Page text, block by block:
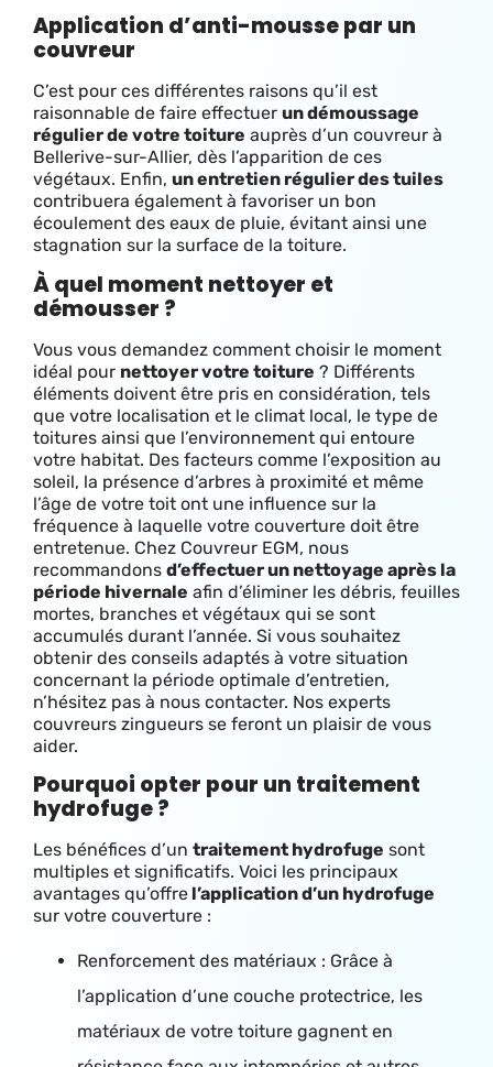
Application d’anti-mousse par un
couvreur
C’est pour ces différentes raisons qu’il est
raisonnable de faire effectuer un démoussage
régulier de votre toiture auprès d’un couvreur à
Bellerive-sur-Allier, dès l’apparition de ces
végétaux. Enfin, un entretien régulier des tuiles
contribuera également à favoriser un bon
écoulement des eaux de pluie, évitant ainsi une
stagnation sur la surface de la toiture.
À quel moment nettoyer et
démousser ?
Vous vous demandez comment choisir le moment
idéal pour nettoyer votre toiture ? Différents
éléments doivent être pris en considération, tels
que votre localisation et le climat local, le type de
toitures ainsi que l’environnement qui entoure
votre habitat. Des facteurs comme l’exposition au
soleil, la présence d’arbres à proximité et même
l’âge de votre toit ont une influence sur la
fréquence à laquelle votre couverture doit être
entretenue. Chez Couvreur EGM, nous
recommandons d’effectuer un nettoyage après la
période hivernale afin d’éliminer les débris, feuilles
mortes, branches et végétaux qui se sont
accumulés durant l’année. Si vous souhaitez
obtenir des conseils adaptés à votre situation
concernant la période optimale d’entretien,
n’hésitez pas à nous contacter. Nos experts
couvreurs zingueurs se feront un plaisir de vous
aider.
Pourquoi opter pour un traitement
hydrofuge ?
Les bénéfices d’un traitement hydrofuge sont
multiples et significatifs. Voici les principaux
avantages qu’offre l’application d’un hydrofuge
sur votre couverture :
Renforcement des matériaux : Grâce à
l’application d’une couche protectrice, les
matériaux de votre toiture gagnent en